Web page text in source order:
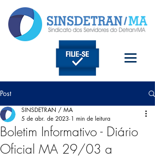
Post
Boletim Informativo - Diário
Oficial MA 29/03 a
SINSDETRAN / MA
5 de abr. de 2023 1 min de leitura